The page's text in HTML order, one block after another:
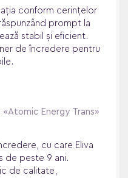
conform cerințelor
prompt la
stabil și eficient.
de încredere pentru
Energy Trans»
cu care Eliva
de peste 9 ani.
de calitate,